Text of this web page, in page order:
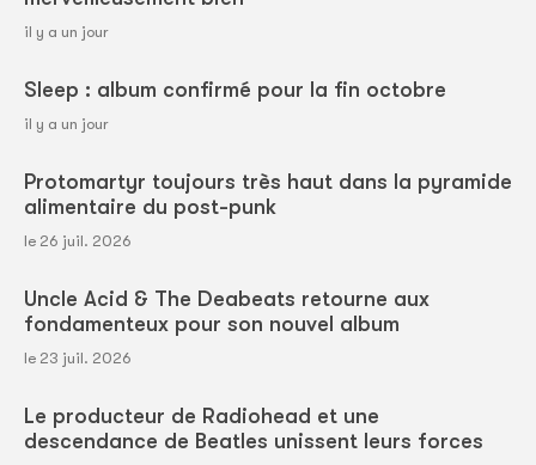
il y a un jour
Sleep : album confirmé pour la fin octobre
il y a un jour
Protomartyr toujours très haut dans la pyramide
alimentaire du post-punk
le 26 juil. 2026
Uncle Acid & The Deabeats retourne aux
fondamenteux pour son nouvel album
le 23 juil. 2026
Le producteur de Radiohead et une
descendance de Beatles unissent leurs forces